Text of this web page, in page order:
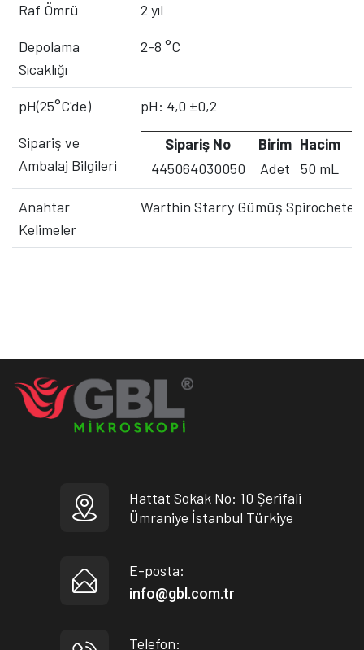
Raf Ömrü 2 yıl
Depolama
Sıcaklığı
2-8 °C
pH(25°C'de) pH: 4,0 ±0,2
Sipariş ve
Ambalaj Bilgileri
Sipariş No Birim Hacim
445064030050
Adet 50 mL
Anahtar
Kelimeler
Warthin Starry Gümüş Spirochetes
Hattat Sokak No: 10 Şerifali
Ümraniye İstanbul Türkiye
E-posta:
info@gbl.com.tr
Telefon: